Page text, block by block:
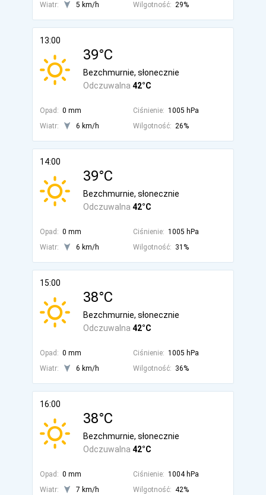
Wiatr:
5 km/h Wilgotność: 29%
13:00
39°C
Odczuwalna 42°C
Bezchmurnie, słonecznie
Opad: 0 mm Ciśnienie: 1005 hPa
Wiatr:
6 km/h Wilgotność: 26%
14:00
39°C
Odczuwalna 42°C
Bezchmurnie, słonecznie
Opad: 0 mm Ciśnienie: 1005 hPa
Wiatr:
6 km/h Wilgotność: 31%
15:00
38°C
Odczuwalna 42°C
Bezchmurnie, słonecznie
Opad: 0 mm Ciśnienie: 1005 hPa
Wiatr:
6 km/h Wilgotność: 36%
16:00
38°C
Odczuwalna 42°C
Bezchmurnie, słonecznie
Opad: 0 mm Ciśnienie: 1004 hPa
Wiatr:
7 km/h Wilgotność: 42%